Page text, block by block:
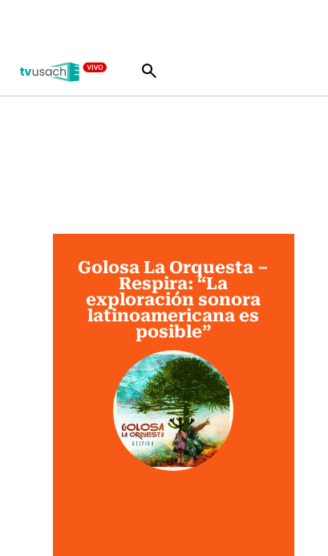
Golosa La Orquesta –
Respira: “La
exploración sonora
latinoamericana es
posible”